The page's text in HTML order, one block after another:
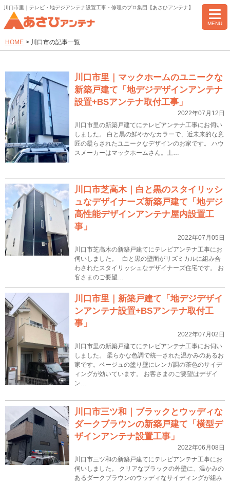
川口市里｜テレビ・地デジアンテナ設置工事・修理のプロ集団【あさひアンテナ】
MENU
HOME > 川口市の記事一覧
川口市里｜マックホームのユニークな
新築戸建て「地デジデザインアンテナ
設置+BSアンテナ取付工事」
2022年07月12日
川口市里の新築戸建てにテレビアンテナ工事にお伺い
しました。 白と黒の鮮やかなカラーで、近未来的な意
匠の凝らされたユニークなデザインのお家です。 ハウ
スメーカーはマックホームさん。土…
川口市芝高木｜白と黒のスタイリッシ
ュなデザイナーズ新築戸建て「地デジ
高性能デザインアンテナ屋内設置工
事」
2022年07月05日
川口市芝高木の新築戸建てにテレビアンテナ工事にお
伺いしました。 白と黒の壁面がリズミカルに組み合
わされたスタイリッシュなデザイナーズ住宅です。 お
客さまのご要望…
川口市里｜新築戸建て「地デジデザイ
ンアンテナ設置+BSアンテナ取付工
事」
2022年07月02日
川口市里の新築戸建てにテレビアンテナ工事にお伺い
しました。 柔らかな色調で統一された温かみのあるお
家です。ベージュの塗り壁にレンガ調の茶色のサイデ
ィングが効いています。 お客さまのご要望はデザイ
ン…
川口市三ツ和｜ブラックとウッディな
ダークブラウンの新築戸建て「横型デ
ザインアンテナ設置工事」
2022年06月08日
川口市三ツ和の新築戸建てにテレビアンテナ工事にお
伺いしました。 クリアなブラックの外壁に、温かみの
あるダークブラウンのウッディなサイディングが組み